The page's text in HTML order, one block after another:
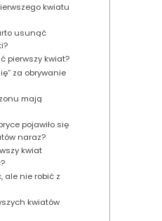
kwiatu
usunąć
pierwszy kwiat?
za obrywanie
mają
pojawiło się
naraz?
kwiat
ale nie robić z
kwiatów